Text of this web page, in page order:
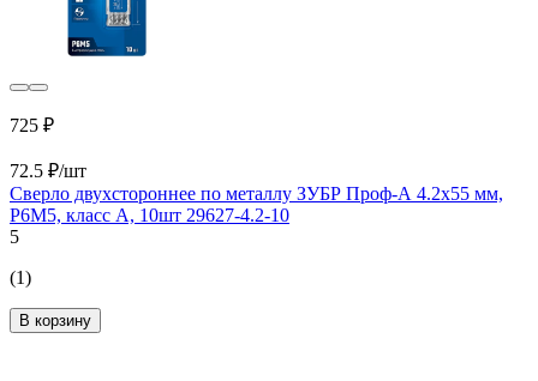
725 ₽
72.5 ₽/шт
Сверло двухстороннее по металлу ЗУБР Проф-А 4.2x55 мм,
Р6М5, класс А, 10шт 29627-4.2-10
5
(1)
В корзину